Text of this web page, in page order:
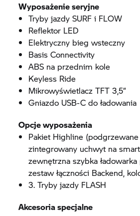
Wyposażenie seryjne
Tryby jazdy SURF i FLOW
Reflektor LED
Elektryczny bieg wsteczny
Basis Connectivity
ABS na przednim kole
Keyless Ride
Mikrowyświetlacz TFT 3,5“
Gniazdo USB-C do ładowania
Opcje wyposażenia
Pakiet Highline
zintegrowany uchwyt na
zewnętrzna szybka ładowarka
zestaw łączności Backend,
3. Tryby jazdy FLASH
Akcesoria specjalne